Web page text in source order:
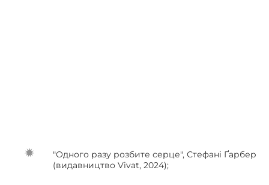
"Одного разу розбите серце", Стефані Ґарбер
(видавництво Vivat, 2024);